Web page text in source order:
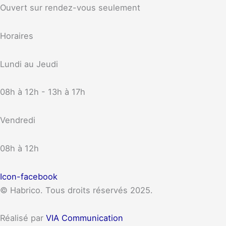
Ouvert sur rendez-vous seulement
Horaires
Lundi au Jeudi
08h à 12h - 13h à 17h
Vendredi
08h à 12h
Icon-facebook
© Habrico. Tous droits réservés 2025.
Réalisé par VIA Communication